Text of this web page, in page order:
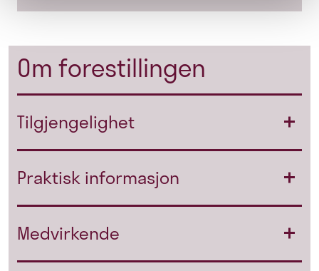
Om forestillingen
Tilgjengelighet
Praktisk informasjon
Medvirkende